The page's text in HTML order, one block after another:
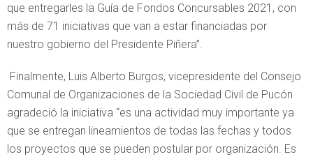
que entregarles la Guía de Fondos Concursables 2021, con
más de 71 iniciativas que van a estar financiadas por
nuestro gobierno del Presidente Piñera”.
Finalmente, Luis Alberto Burgos, vicepresidente del Consejo
Comunal de Organizaciones de la Sociedad Civil de Pucón
agradeció la iniciativa “es una actividad muy importante ya
que se entregan lineamientos de todas las fechas y todos
los proyectos que se pueden postular por organización. Es